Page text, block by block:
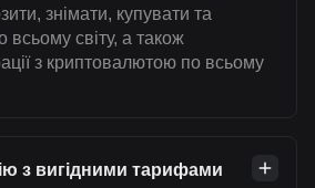
знімати, купувати та
всьому світу, а також
з криптовалютою по всьому
з вигідними тарифами